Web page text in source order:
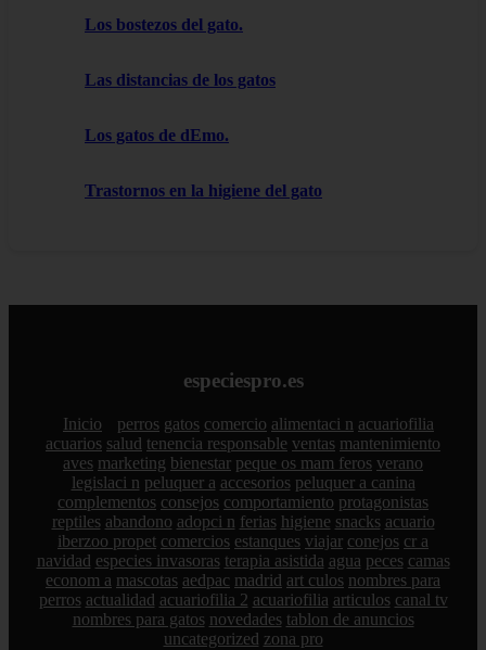
Los bostezos del gato.
Las distancias de los gatos
Los gatos de dEmo.
Trastornos en la higiene del gato
especiespro.es
Inicio perros gatos comercio alimentaci n acuariofilia
acuarios salud tenencia responsable ventas mantenimiento
aves marketing bienestar peque os mam feros verano
legislaci n peluquer a accesorios peluquer a canina
complementos consejos comportamiento protagonistas
reptiles abandono adopci n ferias higiene snacks acuario
iberzoo propet comercios estanques viajar conejos cr a
navidad especies invasoras terapia asistida agua peces camas
econom a mascotas aedpac madrid art culos nombres para
perros actualidad acuariofilia 2 acuariofilia articulos canal tv
nombres para gatos novedades tablon de anuncios
uncategorized zona pro